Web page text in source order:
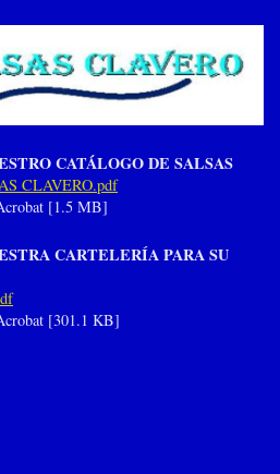
CATÁLOGO DE SALSAS
CLAVERO.pdf
[1.5 MB]
CARTELERÍA PARA SU
[301.1 KB]